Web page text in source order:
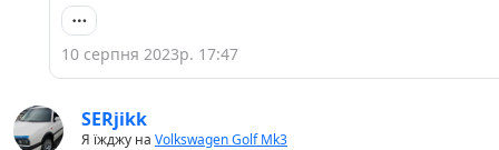
10 серпня 2023р. 17:47
SERjikk
Я їжджу на Volkswagen Golf Mk3